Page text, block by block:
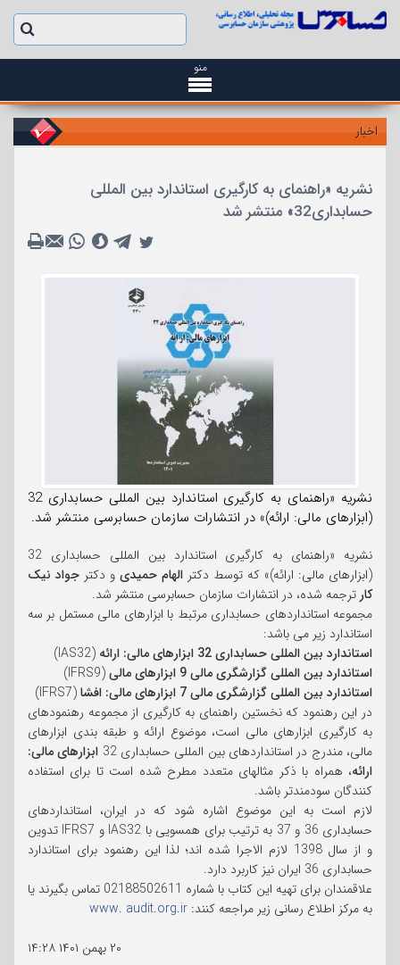
منو
اخبار
نشریه «راهنمای به کارگیری استاندارد بین المللی
حسابداری32» منتشر شد
نشریه «راهنمای به کارگیری استاندارد بین المللی حسابداری 32
(ابزارهای مالی: ارائه)» در انتشارات سازمان حسابرسی منتشر شد.
نشریه «راهنمای به کارگیری استاندارد بین المللی حسابداری 32
(ابزارهای مالی: ارائه)» که توسط دکتر الهام حمیدی و دکتر جواد نیک
کار ترجمه شده، در انتشارات سازمان حسابرسی منتشر شد.
مجموعه استانداردهای حسابداری مرتبط با ابزارهای مالی مستمل بر سه
استاندارد زیر می باشد:
استاندارد بین المللی حسابداری 32 ابزارهای مالی: ارائه
(IAS32)
استاندارد بین المللی گزارشگری مالی 9 ابزارهای مالی
(IFRS9)
استاندارد بین المللی گزارشگری مالی 7 ابزارهای مالی: افشا
(IFRS7)
در این رهنمود که نخستین راهنمای به کارگیری از مجموعه رهنمودهای
به کارگیری ابزارهای مالی است، موضوع ارائه و طبقه بندی ابزارهای
مالی، مندرج در استانداردهای بین المللی حسابداری 32
ابزارهای مالی:
ارائه، همراه با ذکر مثالهای متعدد مطرح شده است تا برای استفاده
کنندگان سودمندتر باشد.
لازم است به این موضوع اشاره شود که در ایران، استانداردهای
حسابداری 36 و 37 به ترتیب برای همسویی با IAS32 و IFRS7 تدوین
و از سال 1398 لازم الاجرا شده اند؛ لذا این رهنمود برای استاندارد
حسابداری 36 ایران نیز کاربرد دارد.
علاقمندان برای تهیه این کتاب با شماره 02188502611 تماس بگیرند یا
به مرکز اطلاع رسانی زیر مراجعه کنند: www. audit.org.ir
۲۰ بهمن ۱۴۰۱
۱۴:۲۸